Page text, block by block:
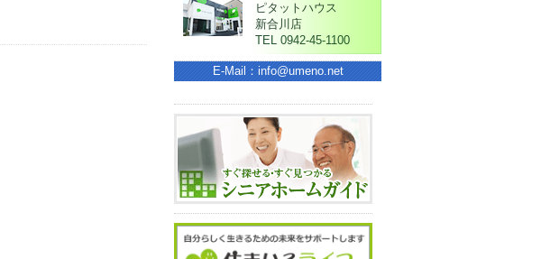
ピタットハウス
新合川店
TEL 0942-45-1100
E-Mail：info@umeno.net